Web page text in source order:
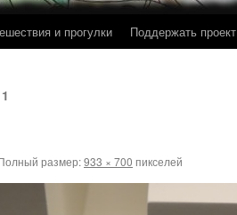
и прогулки Поддержать проект
размер:933 × 700 пикселей